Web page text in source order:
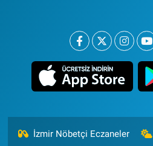
İzmir Nöbetçi Eczaneler